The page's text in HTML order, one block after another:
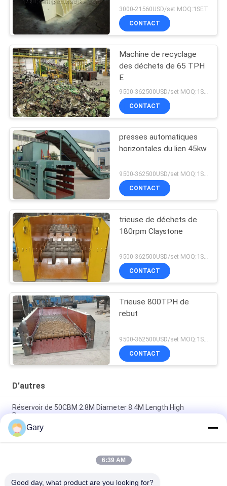
3000-21560USD/set MOQ:1SET
CONTACT
Machine de recyclage
des déchets de 65 TPH
E
CONTACT
presses automatiques
horizontales du lien 45kw
9500-362500USD/set MOQ:1SET
CONTACT
trieuse de déchets de
180rpm Claystone
9500-362500USD/set MOQ:1SET
CONTACT
Trieuse 800TPH de
rebut
CONTACT
D'autres
Réservoir de 50CBM 2.8M Diameter 8.4M Length High
Pressure
Écran de vibration de asséchage de la granularité 0.35mm de
20TPH 45%
type horizontal broyeur de 23r/min 900×1800mm à boulets de
Gary
6:39 AM
Good day, what product are you looking for?